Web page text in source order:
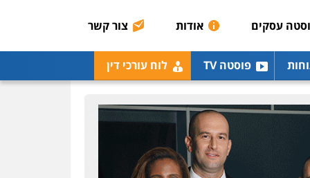
עסקים אודות צור קשר
פוסטה TV לוח עורכי דין
0507120031
עו"ד אייל אביטל
פלילי פשיעה חמורה
מעצרים וחקירות
0544712201
עו"ד בועז קניג
פלילי משפחה כלכלי